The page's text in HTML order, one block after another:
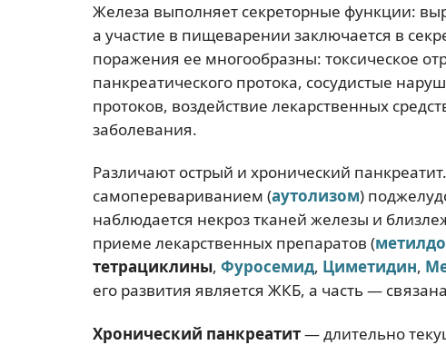
Железа выполняет секреторные функции:
а участие в пищеварении заключается в
поражения ее многообразны: токсическое
панкреатического протока, сосудистые
протоков, воздействие лекарственных
заболевания.
Различают острый и хронический
самоперевариванием (аутолизом)
наблюдается некроз тканей железы и
приеме лекарственных препаратов (
тетрациклины, Фуросемид, Циметидин,
его развития является ЖКБ, а часть —
Хронический панкреатит— длительно